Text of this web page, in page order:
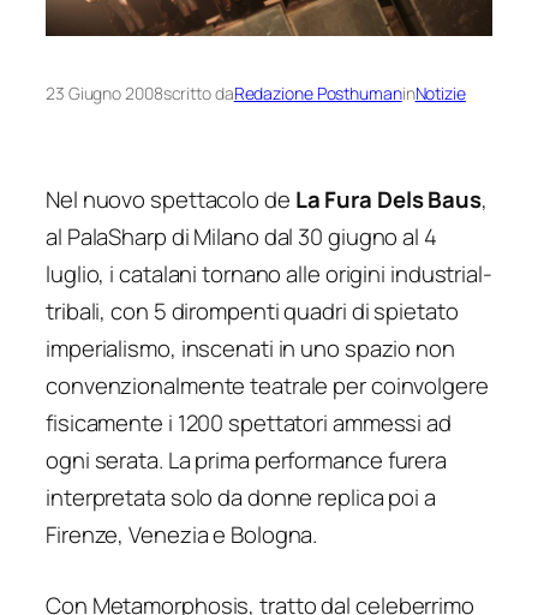
23 Giugno 2008scritto daRedazione PosthumaninNotizie
Nel nuovo spettacolo de La Fura Dels Baus,
al PalaSharp di Milano dal 30 giugno al 4
luglio, i catalani tornano alle origini industrial-
tribali, con 5 dirompenti quadri di spietato
imperialismo, inscenati in uno spazio non
convenzionalmente teatrale per coinvolgere
fisicamente i 1200 spettatori ammessi ad
ogni serata. La prima performancefurera
interpretata solo da donne replica poi a
Firenze, Venezia e Bologna.
Con Metamorphosis, tratto dal celeberrimo